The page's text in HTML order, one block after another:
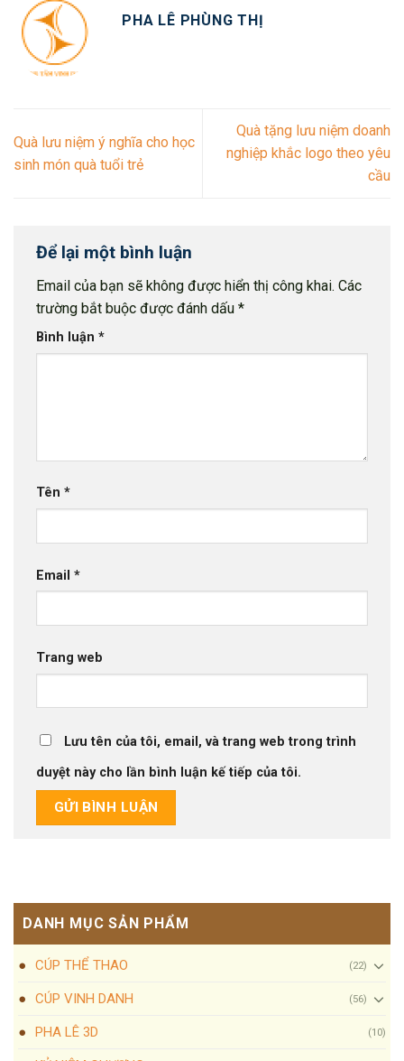
PHA LÊ PHÙNG THỊ
Quà lưu niệm ý nghĩa cho học
sinh món quà tuổi trẻ
Quà tặng lưu niệm doanh
nghiệp khắc logo theo yêu
cầu
Để lại một bình luận
Email của bạn sẽ không được hiển thị công khai. Các
trường bắt buộc được đánh dấu *
Bình luận *
Tên *
Email *
Trang web
Lưu tên của tôi, email, và trang web trong trình
duyệt này cho lần bình luận kế tiếp của tôi.
DANH MỤC SẢN PHẨM
CÚP THỂ THAO (22)
CÚP VINH DANH (56)
PHA LÊ 3D (10)